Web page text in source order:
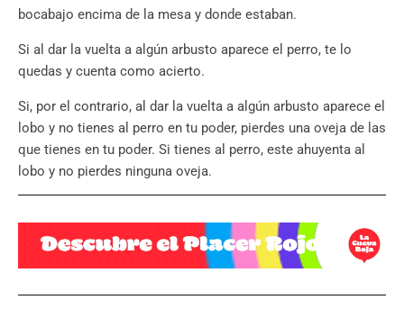
bocabajo encima de la mesa y donde estaban.
Si al dar la vuelta a algún arbusto aparece el perro, te lo
quedas y cuenta como acierto.
Si, por el contrario, al dar la vuelta a algún arbusto aparece el
lobo y no tienes al perro en tu poder, pierdes una oveja de las
que tienes en tu poder. Si tienes al perro, este ahuyenta al
lobo y no pierdes ninguna oveja.